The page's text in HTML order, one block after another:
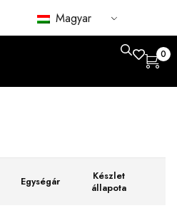
Magyar
0
Egységár
Készlet
állapota